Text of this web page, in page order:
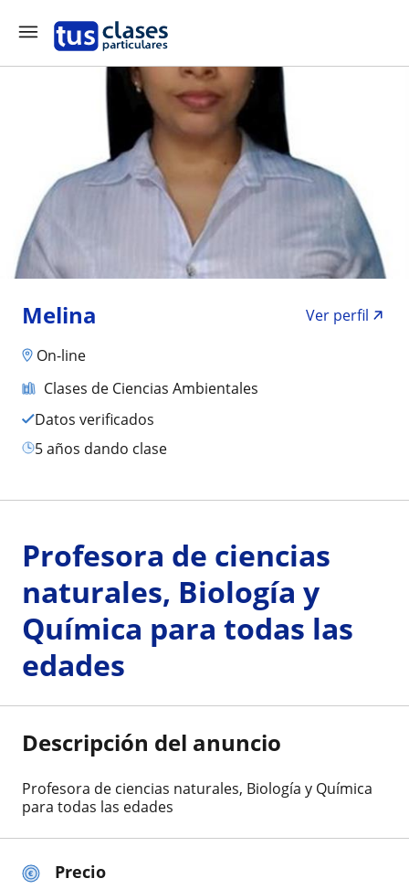
Melina
Ver perfil
On-line
Clases de Ciencias Ambientales
Datos verificados
5 años dando clase
Precio
Profesora de ciencias
naturales, Biología y
Química para todas las
edades
Descripción del anuncio
Profesora de ciencias naturales, Biología y Química
para todas las edades